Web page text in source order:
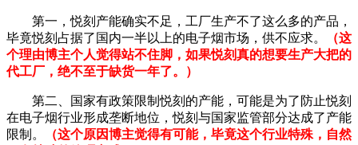
第一，悦刻产能确实不足，工厂生产不了这么多的产品，
毕竟悦刻占据了国内一半以上的电子烟市场，供不应求。
（这
个理由博主个人觉得站不住脚，如果悦刻真的想要生产大把的
代工厂，绝不至于缺货一年了。）
第二、国家有政策限制悦刻的产能，可能是为了防止悦刻
在电子烟行业形成垄断地位，悦刻与国家监管部分达成了产能
限制。
（这个原因博主觉得有可能，毕竟这个行业特殊，自然